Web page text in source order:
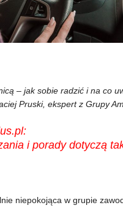
– jak sobie radzić i na co
Pruski, ekspert z Grupy
i porady dotyczą
niepokojąca w grupie